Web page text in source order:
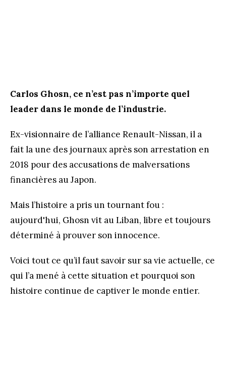
Carlos Ghosn, ce n’est pas n’importe quel
leader dans le monde de l’industrie.
Ex-visionnaire de l’alliance Renault-Nissan, il a
fait la une des journaux après son arrestation en
2018 pour des accusations de malversations
financières au Japon.
Mais l’histoire a pris un tournant fou :
aujourd'hui, Ghosn vit au Liban, libre et toujours
déterminé à prouver son innocence.
Voici tout ce qu’il faut savoir sur sa vie actuelle, ce
qui l’a mené à cette situation et pourquoi son
histoire continue de captiver le monde entier.